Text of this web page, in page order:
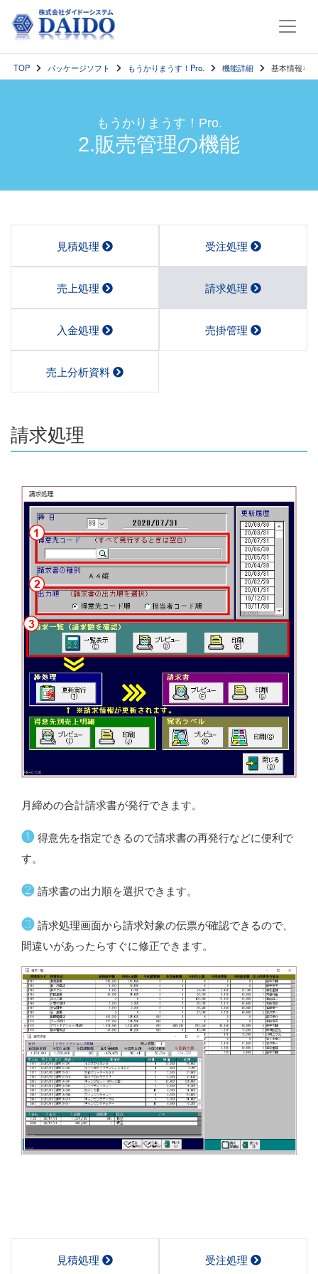
TOP パッケージソフト もうかりまうす！Pro. 機能詳細 基本情報を
もうかりまうす！Pro.
2.販売管理の機能
見積処理 受注処理
売上処理 請求処理
入金処理 売掛管理
売上分析資料
請求処理
月締めの合計請求書が発行できます。
❶ 得意先を指定できるので請求書の再発行などに便利で
す。
❷ 請求書の出力順を選択できます。
❸ 請求処理画面から請求対象の伝票が確認できるので、
間違いがあったらすぐに修正できます。
見積処理 受注処理